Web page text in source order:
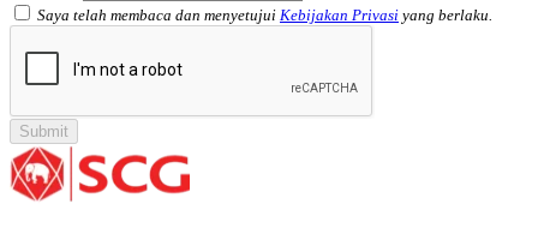
Saya telah membaca dan menyetujui Kebijakan Privasi yang berlaku.